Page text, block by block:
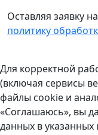
Оставляя заявку
политику
Для корректной
(включая сервисы
файлы cookie и
«Соглашаюсь», вы
данных в